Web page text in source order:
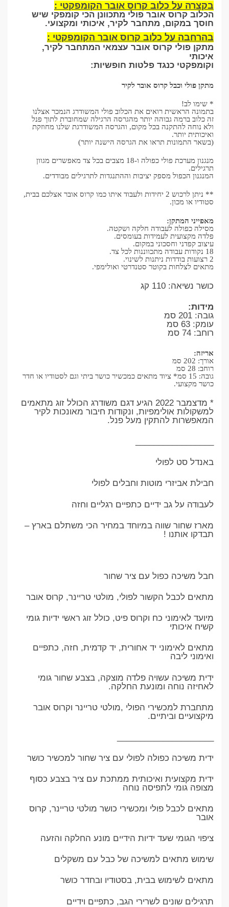
בקצרה על כלוב קרוס אובר הקומפקטי :
הכלוב קרוס אובר פולי מתכוונן הכי קומפקי שיש
חוסך במקום, מתחבר לקיר, איכותי ומקצועי.
בהרחבה על כלוב קרוס אובר הקומפקטי :
מתקן פולי קרוס אובר עצמאי המתחבר לקיר,
איכותי
וקומפקטי כנגד פלטות חופשיות:
מתקן פולי וכבל קרוס אובר לקיר
* שימו לב!
בתמונה הראשית רואים את הכלוב פולי המשודרג הנמכר אצלנו
זה כלוב ברמה גבוהה יותר מהגרסה הרגילה שמחוברת לתוך פנל
ולא נוחה להתקנה בכל מקום, והגרסה המשודרגת שלנו מחוזקת
ואיכותית יותר.
(בשאר התמונות תראו את הגרסה הישנה יותר)
מנגנון מערכת פולי כפולה ו-18 מצבים בכל צד מאפשרים מגוון
תרגילים.
המנגנון הכפול מספק יציבות וההתנגדות לתרגילים מבודדים.
** ניתן לרכוש 2 יחידות ולעבוד איתו כמו קרוס אובר אצלכם בבית,
סטודיו או מכון.
מאפייני המתקן:
מסילה כפולה לעבודה חלקה ושקטה.
פלדה מקצועית לעמידות בעומסים.
עיצוב קפדני וחסכוני במקום.
18 נקודות עבודה מתכווננות לכל צד.
2 רצועות בודדות ניתנות לשינוי.
מתאים לצלחות בקוטר סטנדרטי ואולימפי.
כושר נשיאה: 110 קג
מידות:
גובה: 201 סמ
עומק: 63 סמ
רוחב: 74 סמ
אריזה:
אורך: 202 סמ
רוחב: 28 סמ
גובה: 15 סמ* ציוד מתאים כמכשיר כושר ביתי וגם לסטודיו או חדר
כושר מקצועי.
* מדצמבר 2022 הגיע דגם משודרג הכולל זוג מתאמים
למשקולות אולימפיות, ונקודות חיבור מאונכות לקיר
המאפשרות להתקין מעל פנל.
באנדל סט לפולי
חבילת אביזרי מוטות וחבלים לפולי
לעבודה על גב ידיים כתפיים רגליים וחזה
מארז שחור שווה במיוחד במחיר הכי משתלם בארץ –
תבדקו אותנו !
חבל משיכה כפול עם ציר שחור
מתאים לכבל הקשור לפולי, מולטי טריינר, קרוס אובר
מיועד לאימוני כח וקרוס פיט, כולל זוג ראשי ידיות גומי
קשיח איכותי
מתאים לאימוני יד אחורית, יד קדמית, חזה, כתפיים
ואימוני ליבה
ידית משיכה עשויה פלדה מוצקה, בצבע שחור גומי
לאחיזה נוחה ומונעת החלקה.
מתחברת למכשירי הפולי ,מולטי טריינר וקרוס אובר
מיקצועיים וביתיים.
ידית משיכה כפולה לפולי עם ציר שחור למכשיר כושר
ידית מקצועית ואיכותית ממתכת עם ציר בצבע כסוף
מצופה גומי לתפיסה נוחה
מתאים לכבל פולי ומכשירי כושר מולטי טריינר, קרוס
אובר
ציפוי הגומי שעד ידיות הידיים מונע החלקה והזעה
שימוש מתאים למשיכה של כבל עם משקלים
מתאים לשימוש בבית, בסטודיו ובחדר כושר
תרגילים שונים לשרירי הגב, כתפיים וידיים